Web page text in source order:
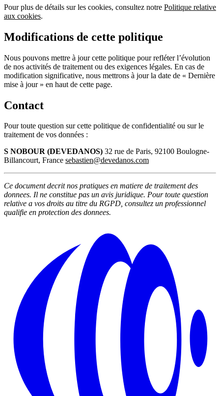
Pour plus de détails sur les cookies, consultez notre Politique relative
aux cookies.
Modifications de cette politique
Nous pouvons mettre à jour cette politique pour refléter l’évolution
de nos activités de traitement ou des exigences légales. En cas de
modification significative, nous mettrons à jour la date de « Dernière
mise à jour » en haut de cette page.
Contact
Pour toute question sur cette politique de confidentialité ou sur le
traitement de vos données :
S NOBOUR (DEVEDANOS) 32 rue de Paris, 92100 Boulogne-
Billancourt, France sebastien@devedanos.com
Ce document decrit nos pratiques en matiere de traitement des
donnees. Il ne constitue pas un avis juridique. Pour toute question
relative a vos droits au titre du RGPD, consultez un professionnel
qualifie en protection des donnees.